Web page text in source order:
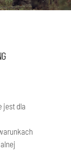
jest dla